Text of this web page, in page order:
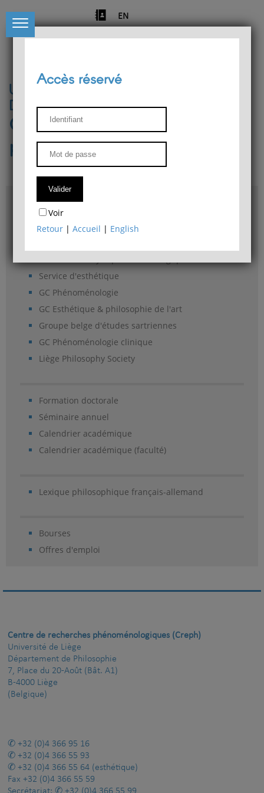
EN
Université de Liège
Département de philosophie
Centre de recherches
phénoménologiques
Accès & plans
Bibliothèque du Département de philosophie
Service d'esthétique
GC Phénoménologie
GC Esthétique & philosophie de l'art
Groupe belge d'études sartriennes
GC Phénoménologie clinique
Liège Philosophy Society
Formation doctorale
Séminaire annuel
Calendrier académique
Calendrier académique (faculté)
Lexique philosophique français-allemand
Bourses
Offres d'emploi
Accès réservé
Voir
Retour |Accueil | English
Centre de recherches phénoménologiques (Creph)
Université de Liège
Département de Philosophie
7, Place du 20-Août (Bât. A1)
B-4000 Liège
(Belgique)
+32 (0)4 366 95 16
+32 (0)4 366 55 93
+32 (0)4 366 55 64 (esthétique)
Fax +32 (0)4 366 55 59